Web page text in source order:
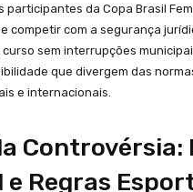
participantes da Copa Brasil
competir com a segurança
sem interrupções
que divergem das
e internacionais.
Controvérsia:
e Regras